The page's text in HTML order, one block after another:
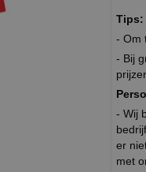
Tips:
- Om
- Bij
- Wij
er
met